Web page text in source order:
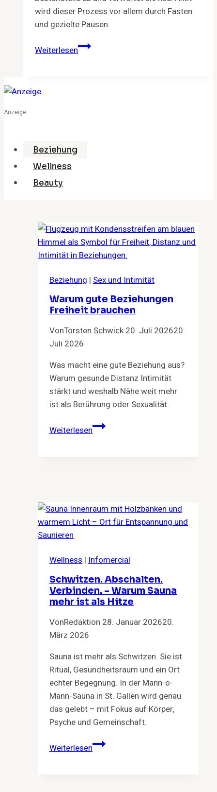
wird dieser Prozess vor allem durch Fasten
und gezielte Pausen.
WeiterlesenAutophagie:
Anzeige
Beziehung
Wellness
Beauty
Beziehung | Sex und Intimität
Warum gute Beziehungen
Freiheit brauchen
VonTorsten Schwick 20. Juli 202620.
Juli 2026
Was macht eine gute Beziehung aus?
Warum gesunde Distanz Intimität
stärkt und weshalb Nähe weit mehr
ist als Berührung oder Sexualität.
WeiterlesenWarum
Wellness | Infomercial
Schwitzen. Abschalten.
Verbinden. – Warum Sauna
mehr ist als Hitze
VonRedaktion 28. Januar 202620.
März 2026
Sauna ist mehr als Schwitzen. Sie ist
Ritual, Gesundheitsraum und ein Ort
echter Begegnung. In der Mann-o-
Mann-Sauna in St. Gallen wird genau
das gelebt – mit Fokus auf Körper,
Psyche und Gemeinschaft.
WeiterlesenSchwitzen.